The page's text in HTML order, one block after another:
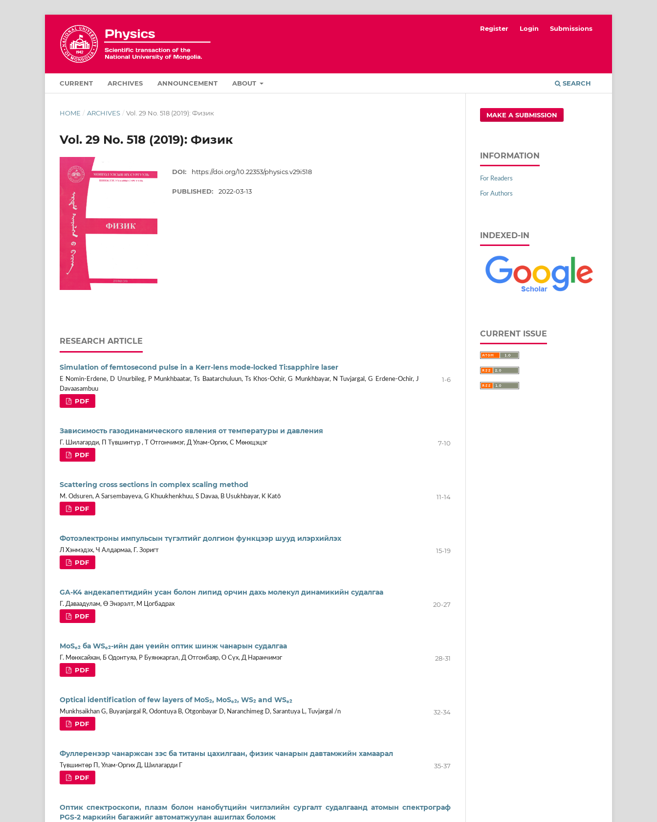
CURRENT ARCHIVES ANNOUNCEMENT ABOUT SEARCH
Register Login Submissions
HOME / ARCHIVES / Vol. 29 No. 518 (2019): Физик
Vol. 29 No. 518 (2019): Физик
DOI: https://doi.org/10.22353/physics.v29i518
PUBLISHED: 2022-03-13
RESEARCH ARTICLE
Simulation of femtosecond pulse in a Kerr-lens mode-locked Ti:sapphire laser
E Nomin-Erdene, D Unurbileg, P Munkhbaatar, Ts Baatarchuluun, Ts Khos-Ochir, G Munkhbayar, N Tuvjargal, G Erdene-Ochir, J
Davaasambuu
1-6
PDF
Зависимость газодинамического явления от температуры и давления
Г. Шилагарди, П Түвшинтур , Т Отгончимэг, Д Улам-Оргих, С Мөнхцэцэг
7-10
PDF
Scattering cross sections in complex scaling method
M. Odsuren, A Sarsembayeva, G Khuukhenkhuu, S Davaa, B Usukhbayar, K Katō
11-14
PDF
Фотоэлектроны импульсын түгэлтийг долгион функцээр шууд илэрхийлэх
Л Хэнмэдэх, Ч Алдармаа, Г. Зоригт
15-19
PDF
GA-K4 андекапептидийн усан болон липид орчин дахь молекул динамикийн судалгаа
Г. Даваадулам, Ө Энэрэлт, М Цогбадрах
20-27
PDF
MoSₑ₂ ба WSₑ₂-ийн дан үеийн оптик шинж чанарын судалгаа
Г. Мөнхсайхан, Б Одонтуяа, Р Буянжаргал, Д Отгонбаяр, О Сүх, Д Наранчимэг
28-31
PDF
Optical identification of few layers of MoS₂, MoSₑ₂, WS₂ and WSₑ₂
Munkhsaikhan G, Buyanjargal R, Odontuya B, Otgonbayar D, Naranchimeg D, Sarantuya L, Tuvjargal /n
32-34
PDF
Фуллеренээр чанаржсан зэс ба титаны цахилгаан, физик чанарын давтамжийн хамаарал
Түвшинтөр П, Улам-Оргих Д, Шилагарди Г
35-37
PDF
Оптик спектроскопи, плазм болон нанобүтцийн чиглэлийн сургалт судалгаанд атомын спектрограф
PGS-2 маркийн багажийг автоматжуулан ашиглах боломж
MAKE A SUBMISSION
INFORMATION
For Readers
For Authors
INDEXED-IN
CURRENT ISSUE